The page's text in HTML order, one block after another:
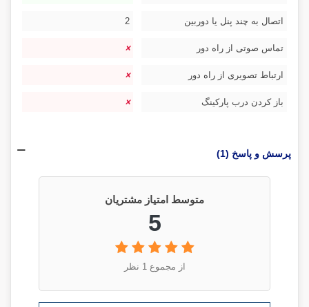
اتصال به چند پنل یا دوربین 2
تماس صوتی از راه دور
ارتباط تصویری از راه دور
باز کردن درب پارکینگ
پرسش و پاسخ (1)
متوسط امتیاز مشتریان
5
از مجموع 1 نظر